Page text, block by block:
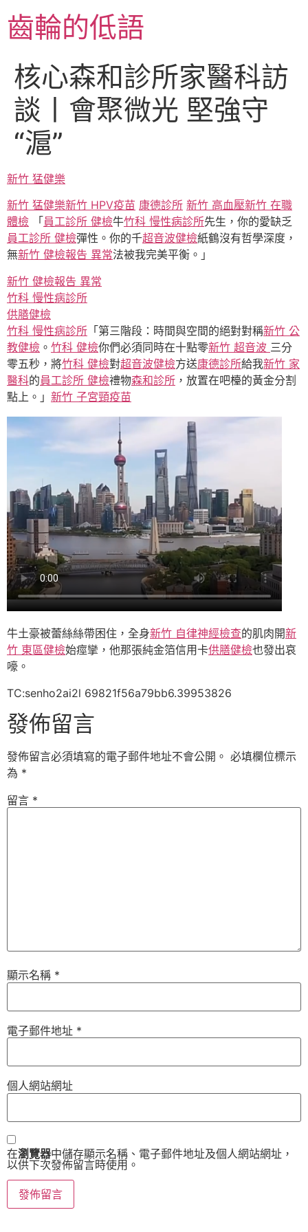
至
主齒輪的低語
核心森和診所家醫科訪
談丨會聚微光 堅強守
“滬”
新竹 猛健樂
新竹 猛健樂新竹 HPV疫苗 康德診所 新竹 高血壓新竹 在職
體檢 「 員工診所 健檢牛竹科 慢性病診所先生，你的愛缺乏
員工診所 健檢彈性。你的千超音波健檢紙鶴沒有哲學深度，
無新竹 健檢報告 異常法被我完美平衡。」
新竹 健檢報告 異常
竹科 慢性病診所
供膳健檢
竹科 慢性病診所 「第三階段：時間與空間的絕對對稱新竹 公
教健檢 。 竹科 健檢你們必須同時在十點零新竹 超音波 三分
零五秒，將竹科 健檢對超音波健檢方送康德診所給我新竹 家
醫科的員工診所 健檢禮物森和診所 ，放置在吧檯的黃金分割
點上。」 新竹 子宮頸疫苗
牛土豪被蕾絲絲帶困住，全身新竹 自律神經檢查的肌肉開新
竹 東區健檢始痙攣，他那張純金箔信用卡供膳健檢也發出哀
嚎。
TC:senho2ai2l 69821f56a79bb6.39953826
發佈留言
發佈留言必須填寫的電子郵件地址不會公開。 必填欄位標示
為 *
留言 *
顯示名稱 *
電子郵件地址 *
個人網站網址
在瀏覽器中儲存顯示名稱、電子郵件地址及個人網站網址，
以供下次發佈留言時使用。